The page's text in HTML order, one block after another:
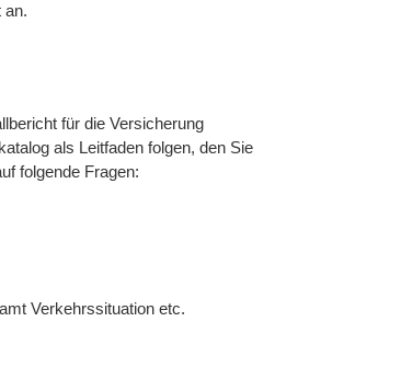
an.
für die Versicherung
als Leitfaden folgen, den Sie
folgende Fragen:
Verkehrssituation etc.